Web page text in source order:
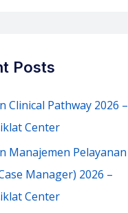
Posts
Clinical Pathway 2026 –
Center
Manajemen Pelayanan
Manager) 2026 –
Center